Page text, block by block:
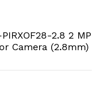
2.8 2 MP
Camera (2.8mm)